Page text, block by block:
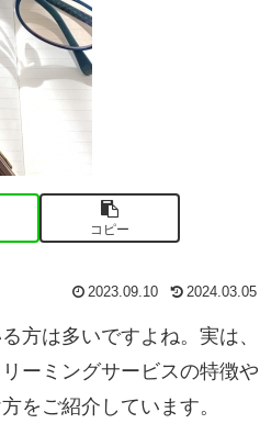
コピー
2023.09.10 2024.03.05
方は多いですよね。実は、
ーミングサービスの特徴や
をご紹介しています。